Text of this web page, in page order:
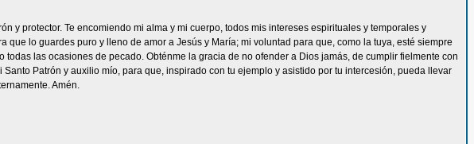
y protector. Te encomiendo mi alma y mi cuerpo, todos mis intereses espirituales y temporales y
lo guardes puro y lleno de amor a Jesús y María; mi voluntad para que, como la tuya, esté siempre
las ocasiones de pecado. Obténme la gracia de no ofender a Dios jamás, de cumplir fielmente con
Patrón y auxilio mío, para que, inspirado con tu ejemplo y asistido por tu intercesión, pueda llevar
Amén.